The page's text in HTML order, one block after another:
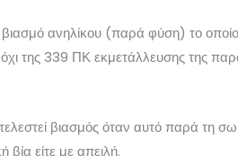
ανηλίκου (παρά φύση) το
της 339 ΠΚ εκμετάλλευσης της
βιασμός όταν αυτό παρά τη
βία είτε με απειλή.